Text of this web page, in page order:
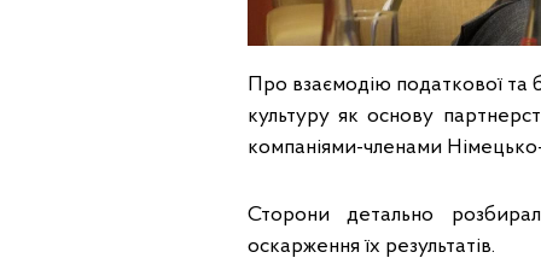
Про взаємодію податкової та
культуру як основу
компаніями-членами
Сторони детально
оскарження їх результатів.